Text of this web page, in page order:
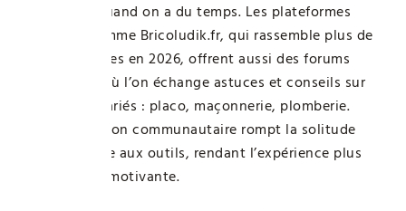
un robinet, quand on a du temps. Les plateformes
modernes comme Bricoludik.fr, qui rassemble plus de
12 500 membres en 2026, offrent aussi des forums
dynamiques où l’on échange astuces et conseils sur
des univers variés : placo, maçonnerie, plomberie.
Cette dimension communautaire rompt la solitude
fréquente face aux outils, rendant l’expérience plus
conviviale et motivante.